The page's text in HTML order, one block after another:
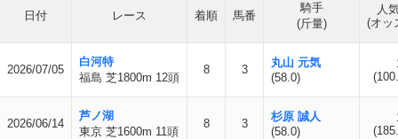
日付 レース 着順 馬番
騎手
(斤量)
人
(オッ
2026/07/05
白河特
福島 芝1800m 12頭
8 3
丸山 元気
(58.0)
2026/06/14
芦ノ湖
東京 芝1600m 11頭
8 3
杉原 誠人
(58.0)